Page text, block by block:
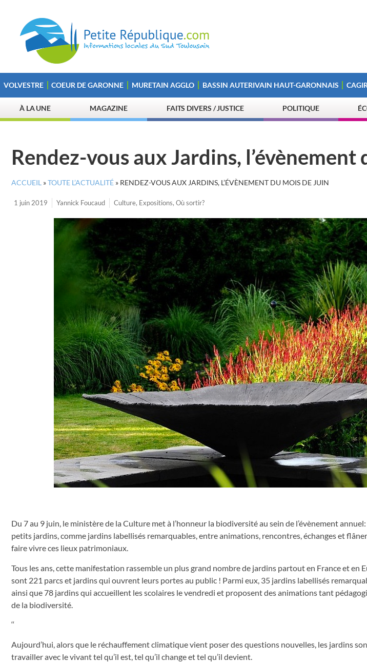
VOLVESTRE COEUR DE GARONNE MURETAIN AGGLO BASSIN AUTERIVAIN HAUT-GARONNAIS
À LA UNE MAGAZINE FAITS DIVERS / JUSTICE POLITIQUE
Rendez-vous aux Jardins, l’évènement
ACCUEIL »TOUTE L’ACTUALITÉ » RENDEZ-VOUS AUX JARDINS, L’ÉVÈNEMENT DU MOIS DE JUIN
1 juin 2019 Yannick Foucaud Culture, Expositions, Où sortir?
Du 7 au 9 juin, le ministère de la Culture met à l’honneur la biodiversité au sein de l’évènement
petits jardins, comme jardins labellisés remarquables, entre animations, rencontres, échanges et
faire vivre ces lieux patrimoniaux.
Tous les ans, cette manifestation rassemble un plus grand nombre de jardins partout en France et en
sont 221 parcs et jardins qui ouvrent leurs portes au public ! Parmi eux, 35 jardins labellisés
ainsi que 78 jardins qui accueillent les scolaires le vendredi et proposent des animations tant
de la biodiversité.
‘‘
Aujourd’hui, alors que le réchauffement climatique vient poser des questions nouvelles, les jardins
travailler avec le vivant tel qu’il est, tel qu’il change et tel qu’il devient.